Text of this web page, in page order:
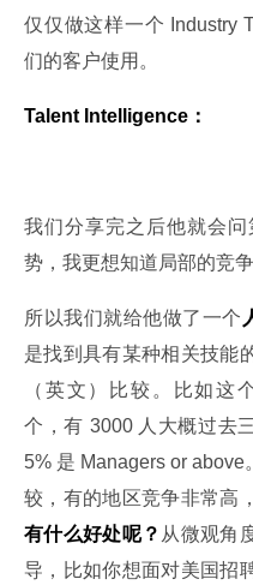
仅仅做这样一个 Industry
们的客户使用。
Talent Intelligence：
我们分享完之后他就会
势，我更想知道局部的竞争
所以我们就给他做了一个
是找到具有某种相关技能
（英文）比较。比如这
个，有 3000 人大概过去
5% 是 Managers or
较，有的地区竞争非常高
有什么好处呢？ 从微观角
导，比如你想面对美国招